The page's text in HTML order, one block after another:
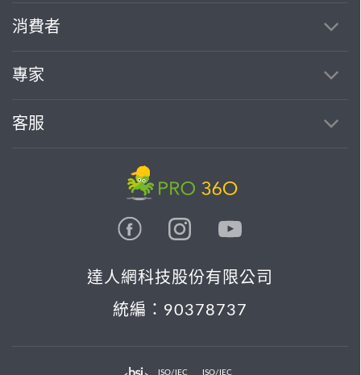
消費者
專家
客服
達人網科技股份有限公司
統編：90378737
ISO/IEC ISO/IEC